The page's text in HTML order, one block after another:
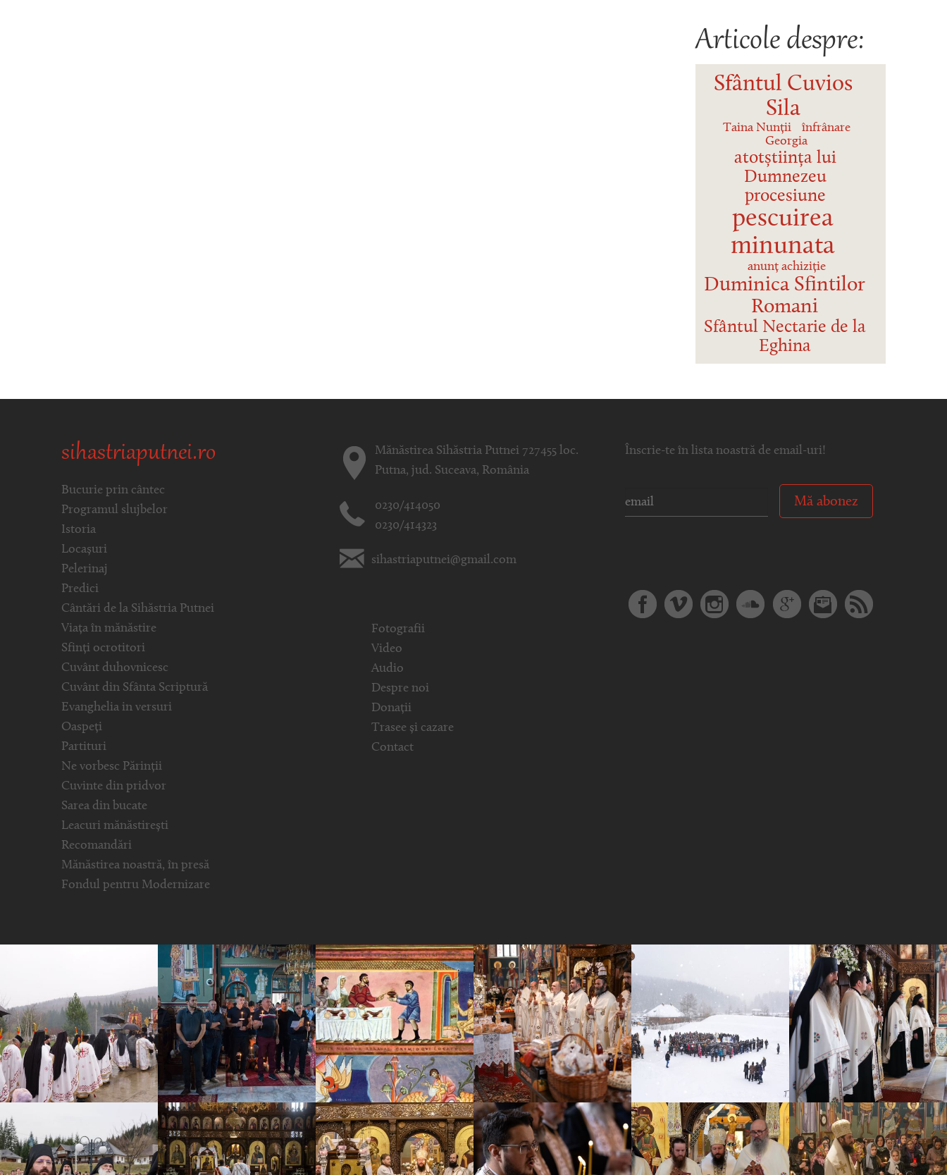
Articole despre:
Sfântul Cuvios
Sila
Taina Nunții
înfrânare
Georgia
atotștiința lui
Dumnezeu
procesiune
pescuirea
minunata
anunț achiziție
Duminica Sfintilor
Romani
Sfântul Nectarie de la
Eghina
sihastriaputnei.ro
Bucurie prin cântec
Programul slujbelor
Istoria
Locașuri
Pelerinaj
Predici
Cântări de la Sihăstria Putnei
Viața în mănăstire
Sfinți ocrotitori
Cuvânt duhovnicesc
Cuvânt din Sfânta Scriptură
Evanghelia in versuri
Oaspeți
Partituri
Ne vorbesc Părinții
Cuvinte din pridvor
Sarea din bucate
Leacuri mănăstirești
Recomandări
Mănăstirea noastră, în presă
Fondul pentru Modernizare
Mănăstirea Sihăstria Putnei 727455 loc.
Putna, jud. Suceava, România
0230/414050
0230/414323
sihastriaputnei@gmail.com
Fotografii
Video
Audio
Despre noi
Donații
Trasee și cazare
Contact
Înscrie-te în lista noastră de email-uri!
Mă abonez